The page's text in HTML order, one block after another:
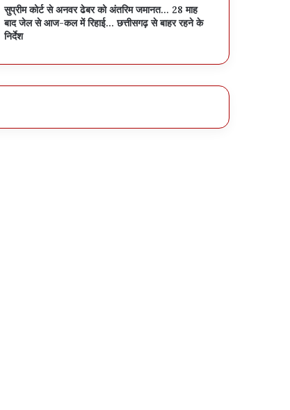
सुप्रीम कोर्ट से अनवर ढेबर को अंतरिम जमानत… 28 माह
बाद जेल से आज-कल में रिहाई… छत्तीसगढ़ से बाहर रहने के
निर्देश